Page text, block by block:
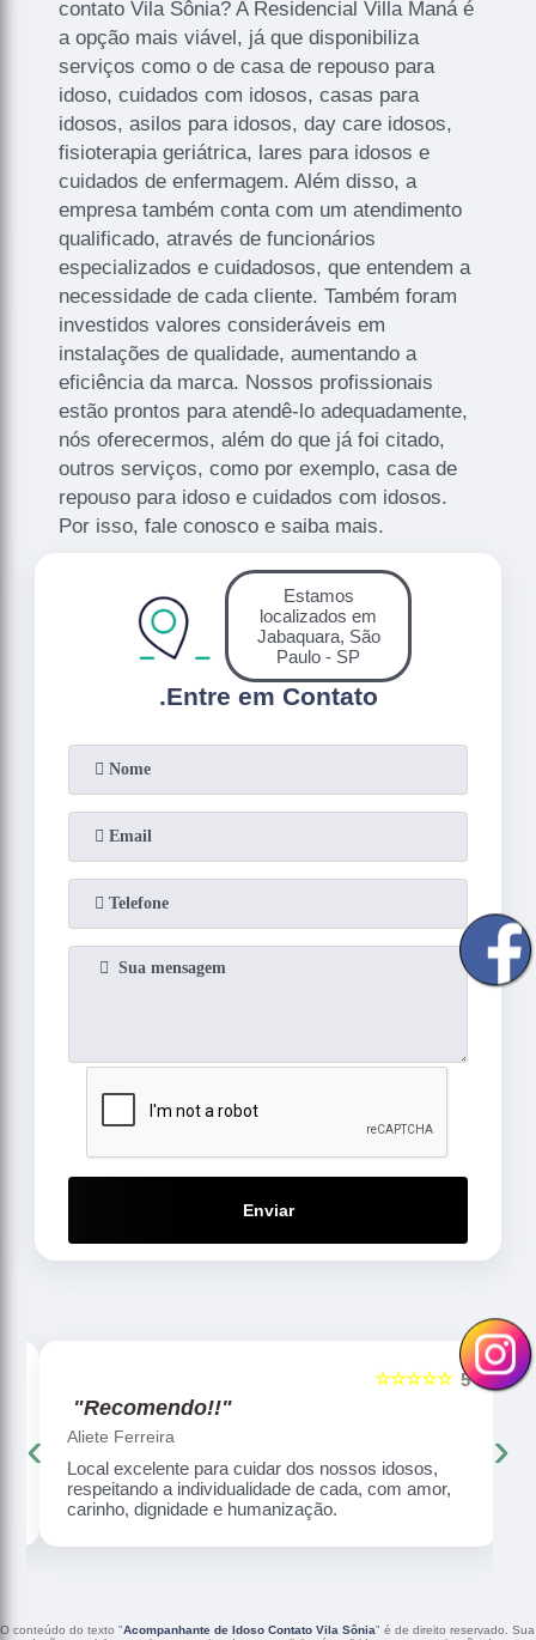
contato Vila Sônia? A Residencial Villa Maná é
a opção mais viável, já que disponibiliza
serviços como o de casa de repouso para
idoso, cuidados com idosos, casas para
idosos, asilos para idosos, day care idosos,
fisioterapia geriátrica, lares para idosos e
cuidados de enfermagem. Além disso, a
empresa também conta com um atendimento
qualificado, através de funcionários
especializados e cuidadosos, que entendem a
necessidade de cada cliente. Também foram
investidos valores consideráveis em
instalações de qualidade, aumentando a
eficiência da marca. Nossos profissionais
estão prontos para atendê-lo adequadamente,
nós oferecermos, além do que já foi citado,
outros serviços, como por exemplo, casa de
repouso para idoso e cuidados com idosos.
Por isso, fale conosco e saiba mais.
.Entre em Contato
Estamos
localizados em
Jabaquara, São
Paulo - SP
Enviar
5
☆☆☆☆☆
"Recomendo!!"
Aliete Ferreira
Local excelente para cuidar dos nossos idosos,
respeitando a individualidade de cada, com amor,
carinho, dignidade e humanização.
‹ ›
O conteúdo do texto "Acompanhante de Idoso Contato Vila Sônia" é de direito reservado. Sua